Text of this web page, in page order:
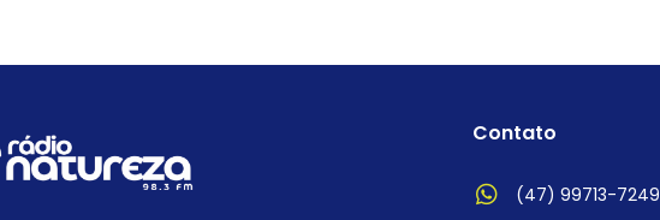
Contato
(47) 99713-7249